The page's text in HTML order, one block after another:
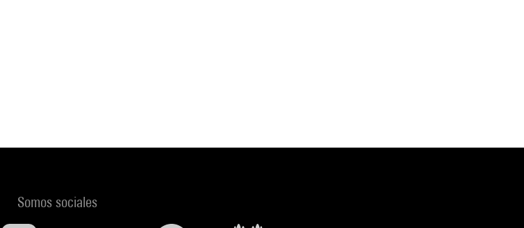
Somos sociales